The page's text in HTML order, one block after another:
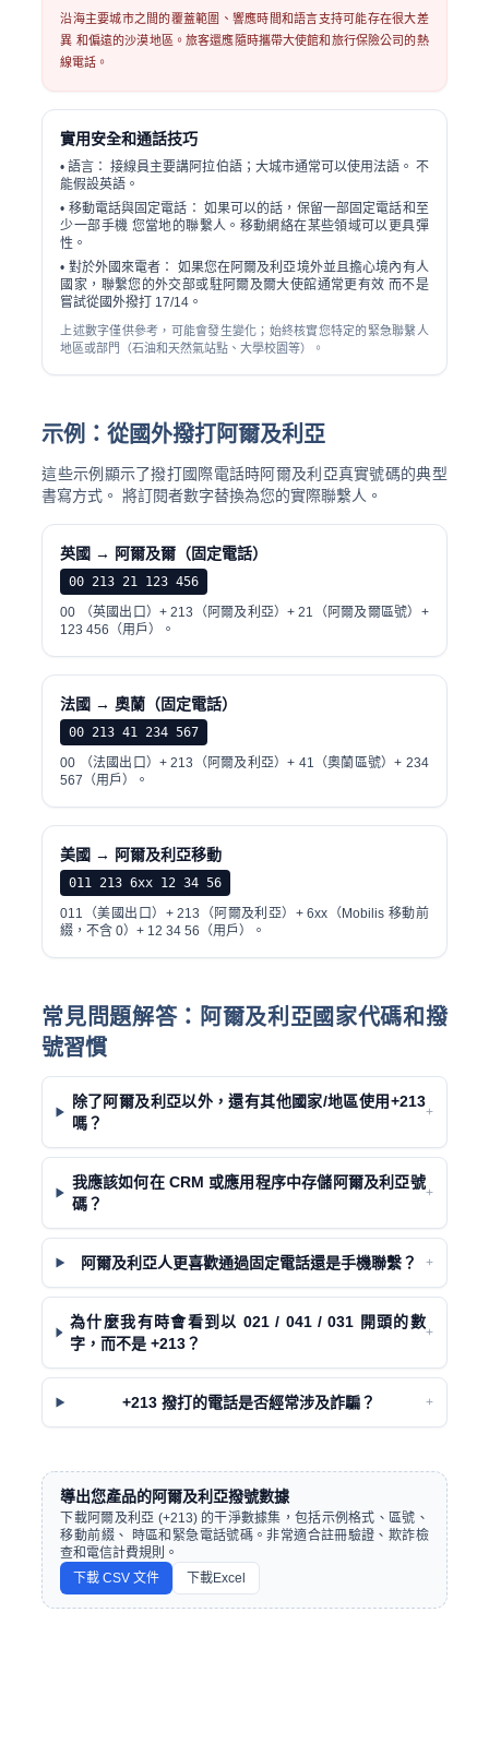
沿海主要城市之間的覆蓋範圍、響應時間和語言支持可能存在很大差
異 和偏遠的沙漠地區。旅客還應隨時攜帶大使館和旅行保險公司的熱
線電話。
實用安全和通話技巧
•語言： 接線員主要講阿拉伯語；大城市通常可以使用法語。 不
能假設英語。
• 移動電話與固定電話： 如果可以的話，保留一部固定電話和至
少一部手機 您當地的聯繫人。移動網絡在某些領域可以更具彈
性。
• 對於外國來電者：
如果您在阿爾及利亞境外並且擔心境內有人
國家，聯繫您的外交部或駐阿爾及爾大使館通常更有效 而不是
嘗試從國外撥打 17/14。
上述數字僅供參考，可能會發生變化；始終核實您特定的緊急聯繫人
地區或部門（石油和天然氣站點、大學校園等）。
示例：從國外撥打阿爾及利亞
這些示例顯示了撥打國際電話時阿爾及利亞真實號碼的典型
書寫方式。 將訂閱者數字替換為您的實際聯繫人。
英國 → 阿爾及爾（固定電話）
00 213 21 123 456
00 （英國出口）+ 213（阿爾及利亞）+ 21（阿爾及爾區號）+
123 456（用戶）。
法國 → 奧蘭（固定電話）
00 213 41 234 567
00 （法國出口）+ 213（阿爾及利亞）+ 41（奧蘭區號）+ 234
567（用戶）。
美國 → 阿爾及利亞移動
011 213 6xx 12 34 56
011（美國出口）+ 213（阿爾及利亞）+ 6xx（Mobilis 移動前
綴，不含 0）+ 12 34 56（用戶）。
常見問題解答：阿爾及利亞國家代碼和撥
號習慣
除了阿爾及利亞以外，還有其他國家/地區使用+213
嗎？
+
我應該如何在 CRM 或應用程序中存儲阿爾及利亞號
碼？
+
阿爾及利亞人更喜歡通過固定電話還是手機聯繫？ +
為什麼我有時會看到以 021 / 041 / 031 開頭的數
字，而不是 +213？
+
+213 撥打的電話是否經常涉及詐騙？ +
導出您產品的阿爾及利亞撥號數據
下載阿爾及利亞 (+213) 的干淨數據集，包括示例格式、區號、
移動前綴、 時區和緊急電話號碼。非常適合註冊驗證、欺詐檢
查和電信計費規則。
下載 CSV 文件
下載Excel